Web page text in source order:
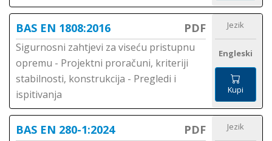
BAS EN 1808:2016 PDF
Sigurnosni zahtjevi za viseću pristupnu
opremu - Projektni proračuni, kriteriji
stabilnosti, konstrukcija - Pregledi i
ispitivanja
Jezik
Engleski
Kupi
BAS EN 280-1:2024 PDF Jezik